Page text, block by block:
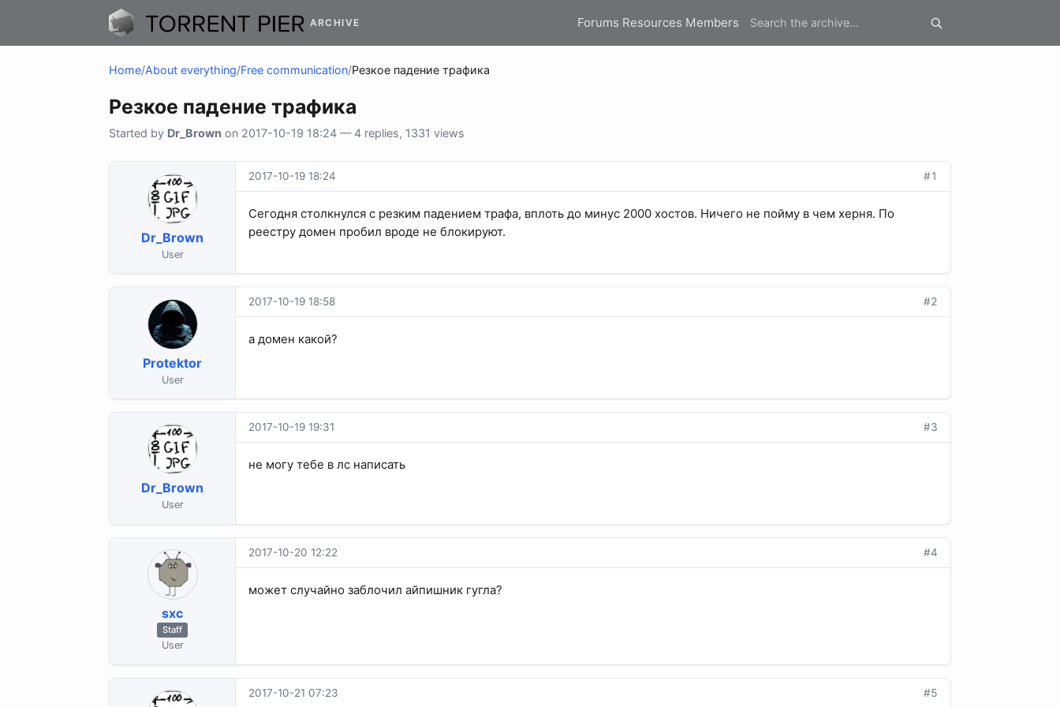
ARCHIVE Forums Resources Members
Home/About everything/Free communication/Резкое падение трафика
Резкое падение трафика
Started by Dr_Brown on 2017-10-19 18:24 — 4 replies, 1331 views
Dr_Brown
User
2017-10-19 18:24 #1
Сегодня столкнулся с резким падением трафа, вплоть до минус 2000 хостов. Ничего не пойму в чем херня. По
реестру домен пробил вроде не блокируют.
Protektor
User
2017-10-19 18:58 #2
а домен какой?
Dr_Brown
User
2017-10-19 19:31 #3
не могу тебе в лс написать
sхс
Staff
User
2017-10-20 12:22 #4
может случайно заблочил айпишник гугла?
2017-10-21 07:23 #5